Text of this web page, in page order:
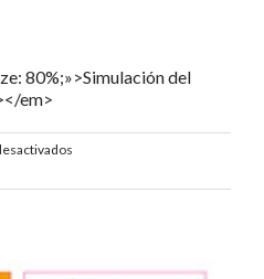
80%;»>Simulación del
em>
du